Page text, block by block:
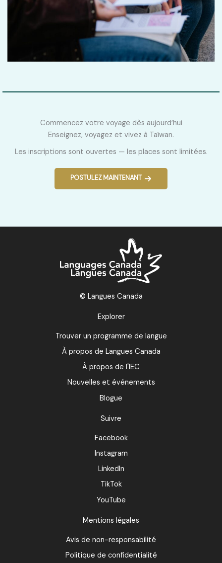
Commencez votre voyage dès aujourd’hui
Enseignez, voyagez et vivez à Taïwan.
Les inscriptions sont ouvertes — les places sont limitées.
POSTULEZ MAINTENANT
© Langues Canada
Explorer
Trouver un programme de langue
À propos de Langues Canada
À propos de l'IEC
Nouvelles et événements
Blogue
Suivre
Facebook
Instagram
LinkedIn
TikTok
YouTube
Mentions légales
Avis de non-responsabilité
Politique de confidentialité